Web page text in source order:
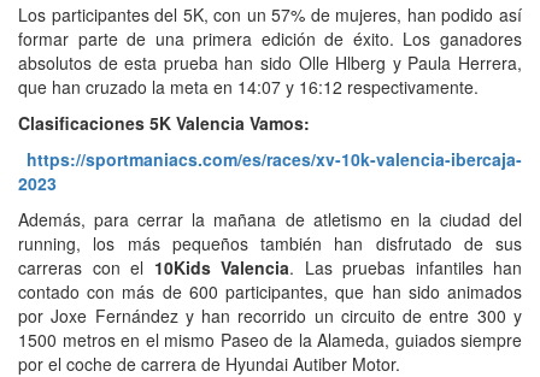
Los participantes del 5K, con un 57% de mujeres, han podido así
formar parte de una primera edición de éxito. Los ganadores
absolutos de esta prueba han sido Olle Hlberg y Paula Herrera,
que han cruzado la meta en 14:07 y 16:12 respectivamente.
Clasificaciones 5K Valencia Vamos:
https://sportmaniacs.com/es/races/xv-10k-valencia-ibercaja-
2023
Además, para cerrar la mañana de atletismo en la ciudad del
running, los más pequeños también han disfrutado de sus
carreras con el 10Kids Valencia. Las pruebas infantiles han
contado con más de 600 participantes, que han sido animados
por Joxe Fernández y han recorrido un circuito de entre 300 y
1500 metros en el mismo Paseo de la Alameda, guiados siempre
por el coche de carrera de Hyundai Autiber Motor.